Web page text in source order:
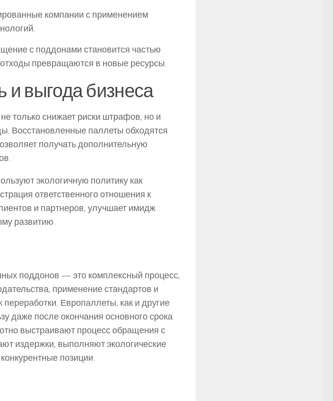
компании с применением
с поддонами становится частью
отходы превращаются в новые ресурсы.
и выгода бизнеса
только снижает риски штрафов, но и
Восстановленные паллеты обходятся
получать дополнительную
экологичную политику как
ответственного отношения к
и партнеров, улучшает имидж
развитию.
поддонов — это комплексный процесс,
применение стандартов и
Европаллеты, как и другие
даже после окончания основного срока
выстраивают процесс обращения с
издержки, выполняют экологические
позиции.